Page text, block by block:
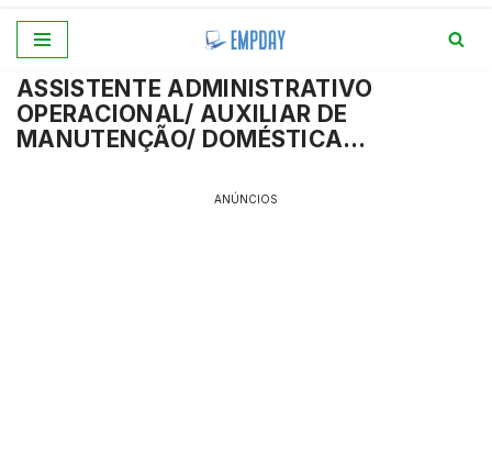
para
o
conteúdo
ASSISTENTE ADMINISTRATIVO
OPERACIONAL/ AUXILIAR DE
MANUTENÇÃO/ DOMÉSTICA…
ANÚNCIOS